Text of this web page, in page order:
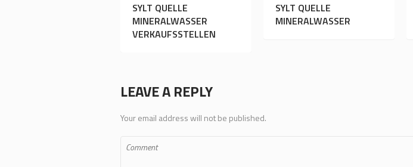
SYLT QUELLE
MINERALWASSER
VERKAUFSSTELLEN
SYLT QUELLE
MINERALWASSER
LEAVE A REPLY
Your email address will not be published.